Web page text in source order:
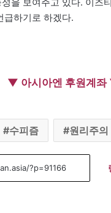
급하기로 하겠다.
▼ 아시아엔 후원계
수피즘 원리주의